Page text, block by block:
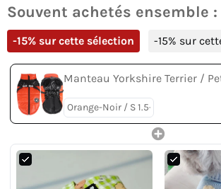
Souvent achetés ensemble :
-15% sur cette sélection -15% sur
Manteau Yorkshire Terrier /